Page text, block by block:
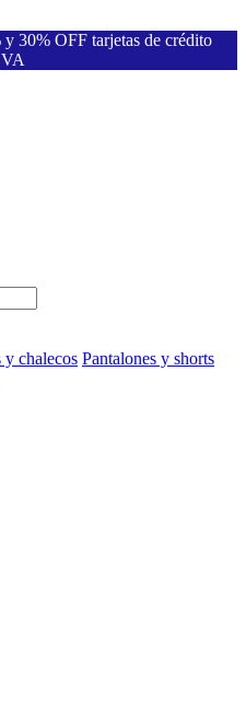
30% OFF tarjetas de crédito
y chalecos Pantalones y shorts